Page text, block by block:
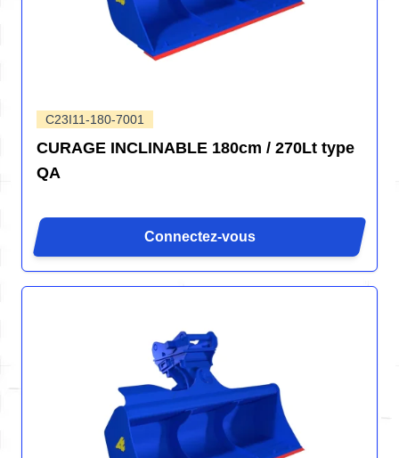
C23I11-180-7001
CURAGE INCLINABLE 180cm / 270Lt type
QA
Connectez-vous